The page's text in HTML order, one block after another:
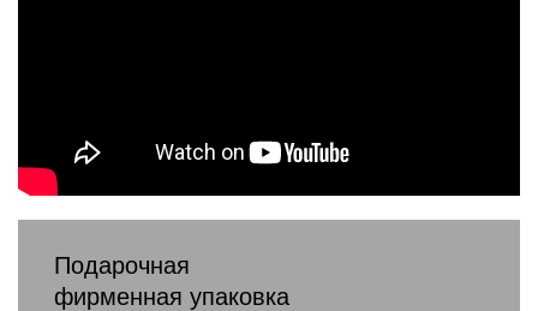
Подарочная
фирменная упаковка